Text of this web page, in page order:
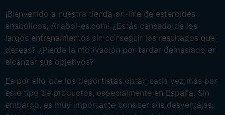
¡Bienvenido a nuestra tienda on-line de esteroides
anabólicos, Anabol-es.com! ¿Estás cansado de los
largos entrenamientos sin conseguir los resultados que
deseas? ¿Pierde la motivación por tardar demasiado en
alcanzar sus objetivos?
Es por ello que los deportistas optan cada vez más por
este tipo de productos, especialmente en España. Sin
embargo, es muy importante conocer sus desventajas.